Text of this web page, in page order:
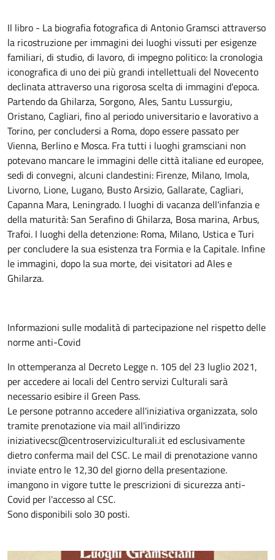
Il libro - La biografia fotografica di Antonio Gramsci attraverso
la ricostruzione per immagini dei luoghi vissuti per esigenze
familiari, di studio, di lavoro, di impegno politico: la cronologia
iconografica di uno dei più grandi intellettuali del Novecento
declinata attraverso una rigorosa scelta di immagini d'epoca.
Partendo da Ghilarza, Sorgono, Ales, Santu Lussurgiu,
Oristano, Cagliari, fino al periodo universitario e lavorativo a
Torino, per concludersi a Roma, dopo essere passato per
Vienna, Berlino e Mosca. Fra tutti i luoghi gramsciani non
potevano mancare le immagini delle città italiane ed europee,
sedi di convegni, alcuni clandestini: Firenze, Milano, Imola,
Livorno, Lione, Lugano, Busto Arsizio, Gallarate, Cagliari,
Capanna Mara, Leningrado. I luoghi di vacanza dell'infanzia e
della maturità: San Serafino di Ghilarza, Bosa marina, Arbus,
Trafoi. I luoghi della detenzione: Roma, Milano, Ustica e Turi
per concludere la sua esistenza tra Formia e la Capitale. Infine
le immagini, dopo la sua morte, dei visitatori ad Ales e
Ghilarza.
Informazioni sulle modalità di partecipazione nel rispetto delle
norme anti-Covid
In ottemperanza al Decreto Legge n. 105 del 23 luglio 2021,
per accedere ai locali del Centro servizi Culturali sarà
necessario esibire il Green Pass.
Le persone potranno accedere all'iniziativa organizzata, solo
tramite prenotazione via mail all'indirizzo
iniziativecsc@centroserviziculturali.it ed esclusivamente
dietro conferma mail del CSC. Le mail di prenotazione vanno
inviate entro le 12,30 del giorno della presentazione.
imangono in vigore tutte le prescrizioni di sicurezza anti-
Covid per l'accesso al CSC.
Sono disponibili solo 30 posti.